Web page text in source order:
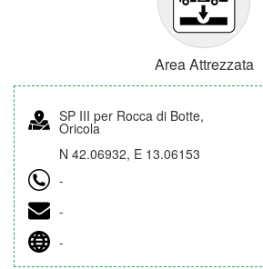
Area Attrezzata
SP III per Rocca di Botte,
Oricola
N 42.06932, E 13.06153
-
-
-